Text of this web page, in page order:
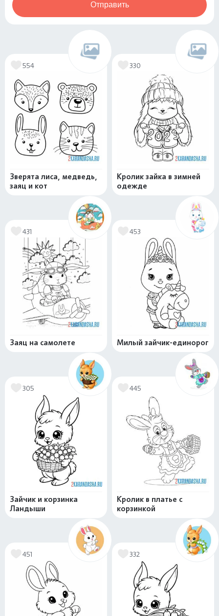
Отправить
554
Зверята лиса, медведь,
заяц и кот
330
Кролик зайка в зимней
одежде
431
Заяц на самолете
453
Милый зайчик-единорог
305
Зайчик и корзинка
Ландыши
445
Кролик в платье с
корзинкой
451 332